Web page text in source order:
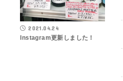
2021.04.24
Instagram更新しました！